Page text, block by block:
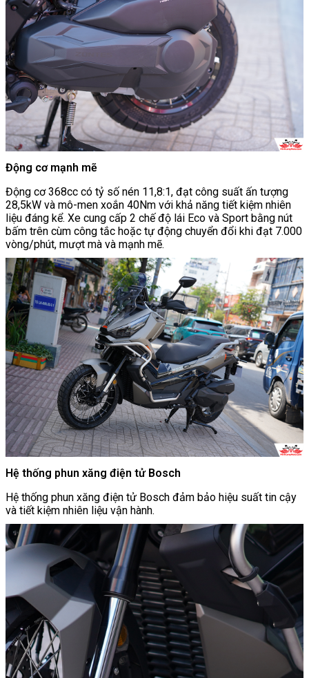
Động cơ mạnh mẽ
Động cơ 368cc có tỷ số nén 11,8:1, đạt công suất ấn tượng
28,5kW và mô-men xoắn 40Nm với khả năng tiết kiệm nhiên
liệu đáng kể. Xe cung cấp 2 chế độ lái Eco và Sport bằng nút
bấm trên cùm công tắc hoặc tự động chuyển đổi khi đạt 7.000
vòng/phút, mượt mà và mạnh mẽ.
Hệ thống phun xăng điện tử Bosch
Hệ thống phun xăng điện tử Bosch đảm bảo hiệu suất tin cậy
và tiết kiệm nhiên liệu vận hành.